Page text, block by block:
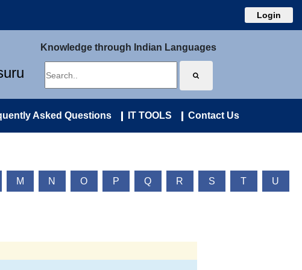
Login
Knowledge through Indian Languages
Asked Questions IT TOOLS Contact Us
M N O P Q R S T U